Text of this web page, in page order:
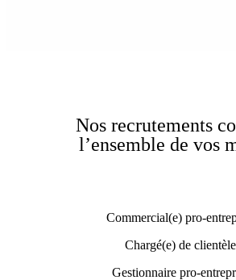
Nos recrutements
l’ensemble de vos
Commercial(e) pro-
Chargé(e) de clientèle
Gestionnaire pro-